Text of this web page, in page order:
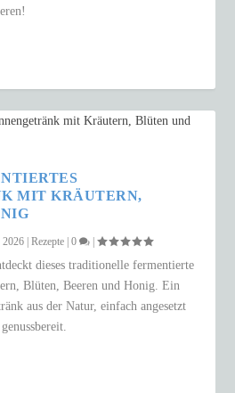
MIT KRÄUTERN,
2026 |Rezepte |0 |
dieses traditionelle fermentierte
Blüten, Beeren und Honig. Ein
aus der Natur, einfach angesetzt